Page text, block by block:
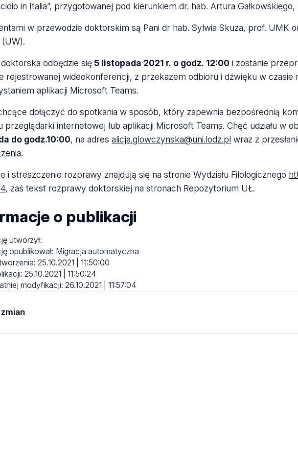
in Italia”, przygotowanej pod kierunkiem dr. hab. Artura Gałkowskiego,
w przewodzie doktorskim są Pani dr hab. Sylwia Skuza, prof. UMK
(UW).
odbędzie się 5 listopada 2021 r. o godz. 12:00 i zostanie
rejestrowanej wideokonferencji, z przekazem odbioru i dźwięku w czasie
aplikacji Microsoft Teams.
dołączyć do spotkania w sposób, który zapewnia bezpośrednią
przeglądarki internetowej lub aplikacji Microsoft Teams. Chęć udziału w
do godz.10:00, na adresalicja.glowczynska@uni.lodz.pl wraz z
.
i streszczenie rozprawy znajdują się na stronie Wydziału Filologicznego
, zaś tekst rozprawy doktorskiej na stronach Repozytorium UŁ.
o publikacji
utworzył:
opublikował: Migracja automatyczna
25.10.2021 | 11:50:00
25.10.2021 | 11:50:24
modyfikacji: 26.10.2021 | 11:57:04